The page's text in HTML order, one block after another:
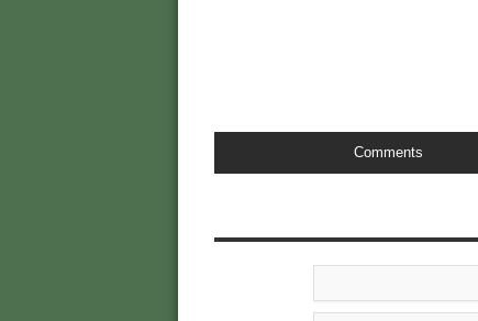
Comments